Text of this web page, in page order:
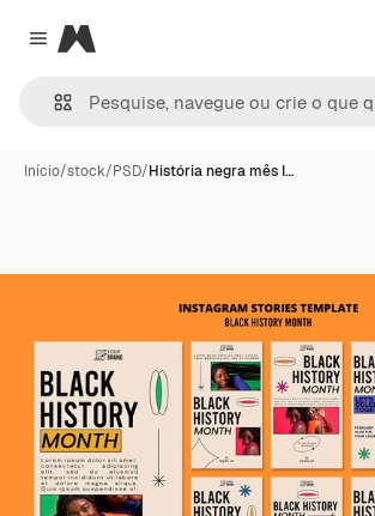
Close menu
Magnific
Início/stock/PSD/História negra mês I…